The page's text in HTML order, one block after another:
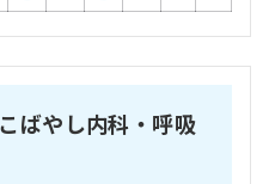
やし内科・呼吸